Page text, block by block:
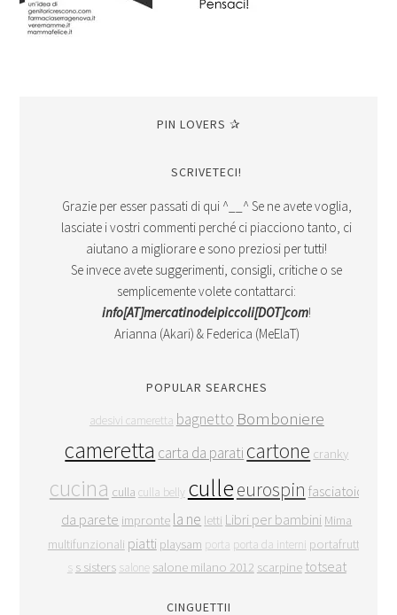
PIN LOVERS ✰
SCRIVETECI!
Grazie per esser passati di qui ^__^ Se ne avete voglia,
lasciate i vostri commenti perché ci piacciono tanto, ci
aiutano a migliorare e sono preziosi per tutti!
Se invece avete suggerimenti, consigli, critiche o se
semplicemente volete contattarci:
info[AT]mercatinodeipiccoli[DOT]com!
Arianna (Akari) & Federica (MeElaT)
POPULAR SEARCHES
adesivi cameretta bagnetto Bomboniere
cameretta carta da parati cartone cranky
cucina culla culla belly culleeurospin fasciatoio
da parete impronte la ne letti Libri per bambini Mima
multifunzionali piatti playsam porta porta da interni portafrutta
s s sisters salone salone milano 2012 scarpine totseat
CINGUETTII